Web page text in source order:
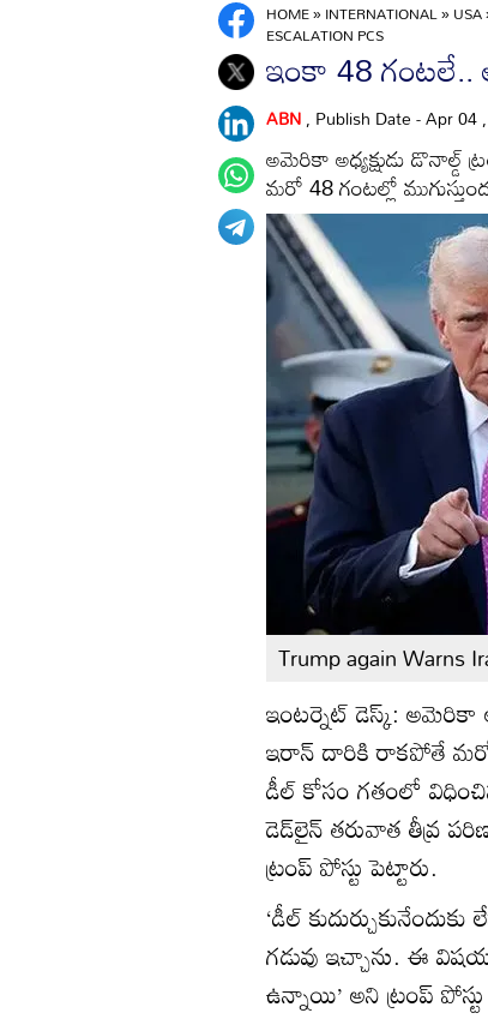
HOME»INTERNATIONAL»USA
ESCALATION PCS
ఇంకా 48 గంటలే..
ABN, Publish Date - Apr 04
అమెరికా అధ్యక్షుడు
మరో 48 గంటల్లో
Trump again Warns
ఇంటర్నెట్ డెస్క్: అమెరికా
ఇరాన్ దారికి రాకపోతే మరో
డీల్ కోసం గతంలో విధించిన
డెడ్‌లైన్ తరువాత తీవ్ర
ట్రంప్ పోస్టు పెట్టారు.
‘డీల్
గడువు ఇచ్చాను. ఈ
ఉన్నాయి’ అని ట్రంప్